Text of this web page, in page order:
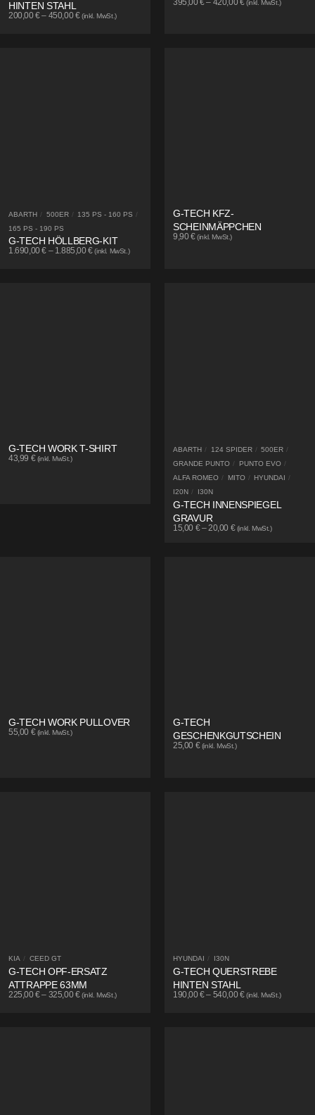
HINTEN STAHL
200,00€– 450,00€ (inkl. MwSt.)
(inkl. MwSt.)
ABARTH / 500ER / 135 PS - 160 PS /
165 PS - 190 PS
G-TECH HÖLLBERG-KIT
1.690,00€ – 1.885,00€ (inkl. MwSt.)
G-TECH KFZ-
SCHEINMÄPPCHEN
9,90€ (inkl. MwSt.)
G-TECH WORK T-SHIRT
43,99 € (inkl. MwSt.)
ABARTH / 124 SPIDER / 500ER /
GRANDE PUNTO / PUNTO EVO /
ALFA ROMEO / MITO / HYUNDAI /
I20N / I30N
G-TECH INNENSPIEGEL
GRAVUR
15,00 €– 20,00 € (inkl. MwSt.)
G-TECH WORK PULLOVER
55,00 € (inkl. MwSt.)
G-TECH
GESCHENKGUTSCHEIN
25,00 € (inkl. MwSt.)
KIA / CEED GT
G-TECH OPF-ERSATZ
ATTRAPPE 63MM
225,00€– 325,00€ (inkl. MwSt.)
HYUNDAI / I30N
G-TECH QUERSTREBE
HINTEN STAHL
190,00€– 540,00€ (inkl. MwSt.)